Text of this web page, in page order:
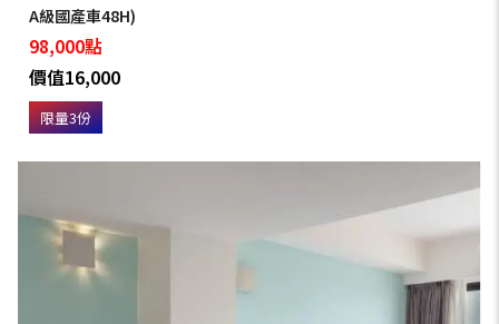
A級國產車48H)
98,000點
價值16,000
限量3份